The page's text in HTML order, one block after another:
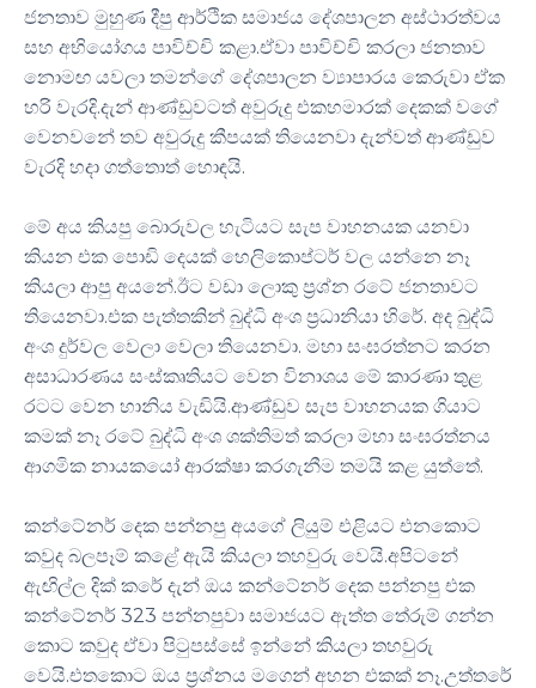
ජනතාව මුහුණ දීපු ආර්ථික සමාජය දේශපාලන අස්ථාරත්වය
සහ අභියෝගය පාවිච්චි කළා.ඒවා පාවිච්චි කරලා ජනතාව
නොමඟ යවලා තමන්ගේ දේශපාලන ව්‍යාපාරය කෙරුවා ඒක
හරි වැරදි.දැන් ආණ්ඩුවටත් අවුරුදු එකහමාරක් දෙකක් වගේ
වෙනවනේ තව අවුරුදු කීපයක් තියෙනවා දැන්වත් ආණ්ඩුව
වැරදි හදා ගත්තොත් හොඳයි.
මේ අය කියපු බොරුවල හැටියට සැප වාහනයක යනවා
කියන එක පොඩි දෙයක් හෙලිකොප්ටර් වල යන්නෙ නෑ
කියලා ආපු අයනේ.ඊට වඩා ලොකු ප්‍රශ්න රටේ ජනතාවට
තියෙනවා.එක පැත්තකින් බුද්ධි අංශ ප්‍රධානියා හිරේ. අද බුද්ධි
අංශ දුර්වල වෙලා වෙලා තියෙනවා. මහා සංඝරත්නට කරන
අසාධාරණය සංස්කෘතියට වෙන විනාශය මේ කාරණා තුළ
රටට වෙන හානිය වැඩියි.ආණ්ඩුව සැප වාහනයක ගියාට
කමක් නෑ රටේ බුද්ධි අංශ ශක්තිමත් කරලා මහා සංඝරත්නය
ආගමික නායකයෝ ආරක්ෂා කරගැනීම තමයි කළ යුත්තේ.
කන්ටේනර් දෙක පන්නපු අයගේ ලියුම් එළියට එනකොට
කවුද බලපෑම් කළේ ඇයි කියලා තහවුරු වෙයි.අපිටනේ
ඇඟිල්ල දික් කරේ දැන් ඔය කන්ටේනර් දෙක පන්නපු එක
කන්ටේනර් 323 පන්නපුවා සමාජයට ඇත්ත තේරුම් ගන්න
කොට කවුද ඒවා පිටුපස්සේ ඉන්නේ කියලා තහවුරු
වෙයි.එතකොට ඔය ප්‍රශ්නය මගෙන් අහන එකක් නෑ.උත්තරේ